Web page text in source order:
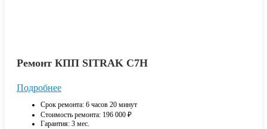
Ремонт КПП SITRAK С7H
Подробнее
Срок ремонта: 6 часов 20 минут
Стоимость ремонта: 196 000 ₽
Гарантия: 3 мес.